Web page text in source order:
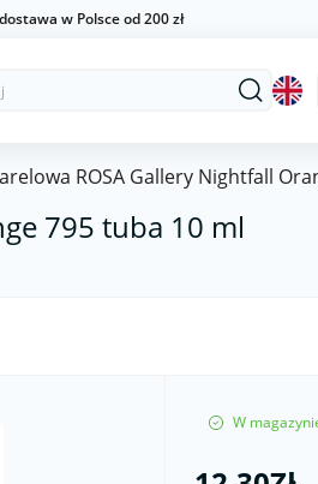
w Polsce od 200 zł
ROSA Gallery Nightfall
795 tuba 10 ml
W